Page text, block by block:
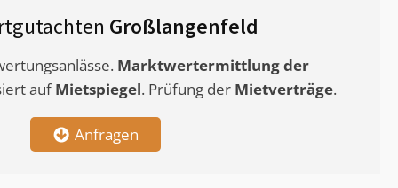
Großlangenfeld
Marktwertermittlungder
aufMietspiegel. Prüfung der Mietverträge.
Anfragen